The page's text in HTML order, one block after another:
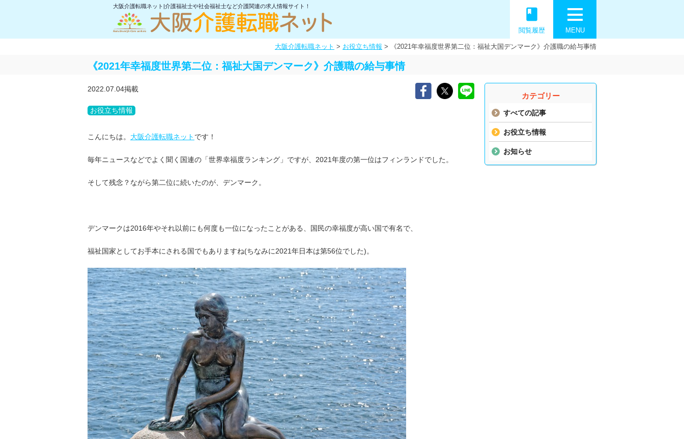
大阪介護転職ネット|介護福祉士や社会福祉士など介護関連の求人情報サイト！
MENU
book
閲覧履歴
大阪介護転職ネット > お役立ち情報 > 《2021年幸福度世界第二位：福祉大国デンマーク》介護職の給与事情
《2021年幸福度世界第二位：福祉大国デンマーク》介護職の給与事情
カテゴリー
すべての記事
お役立ち情報
お知らせ
2022.07.04掲載
お役立ち情報
こんにちは。 大阪介護転職ネット です！
毎年ニュースなどでよく聞く国連の「世界幸福度ランキング」ですが、2021年度の第一位はフィンランドでした。
そして残念？ながら第二位に続いたのが、デンマーク。
デンマークは2016年やそれ以前にも何度も一位になったことがある、国民の幸福度が高い国で有名で、
福祉国家としてお手本にされる国でもありますね(ちなみに2021年日本は第56位でした)。